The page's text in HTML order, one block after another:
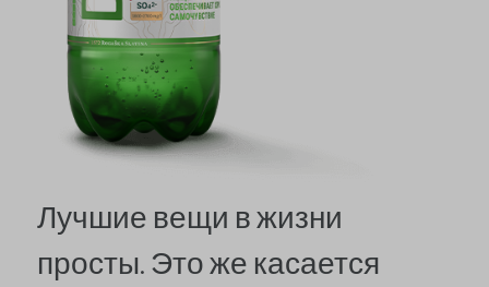
Лучшие вещи в жизни
просты. Это же касается